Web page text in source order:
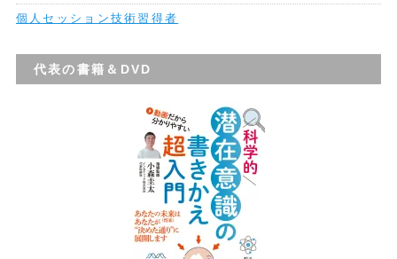
個人セッション技術習得者
代表の書籍＆DVD